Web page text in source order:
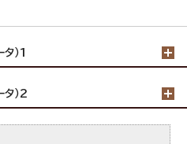
）1
）2